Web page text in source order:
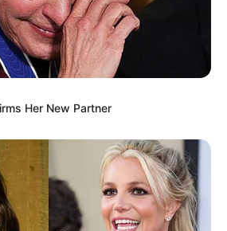
Her New Partner